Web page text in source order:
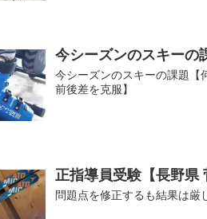
今シーズンのスキーの
今シーズンのスキーの課題【
前後差を克服】
正指導員受験【長野県
問題点を修正するも結果は